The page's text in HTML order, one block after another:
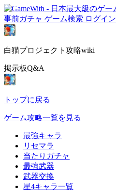
事前ガチャ ゲーム検索 ログイン
白猫プロジェクト攻略wiki
掲示板Q&A
トップに戻る
ゲーム攻略一覧を見る
最強キャラ
リセマラ
当たりガチャ
最強武器
武器交換
星4キャラ一覧